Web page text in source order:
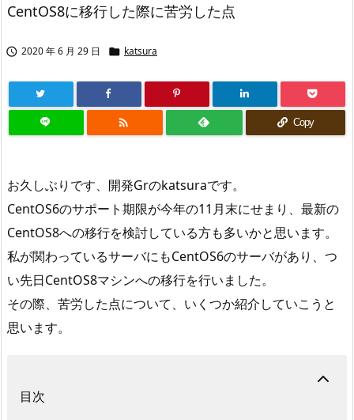
CentOS8に移行した際に苦労した点
 2020 年 6 月 29 日  katsura
 Copy
お久しぶりです、開発Grのkatsuraです。
CentOS6のサポート期限が今年の11月末にせまり、最新の
CentOS8への移行を検討している方も多いかと思います。
私が関わっているサーバにもCentOS6のサーバがあり、つ
い先日CentOS8マシンへの移行を行いました。
その際、苦労した点について、いくつか紹介していこうと
思います。
目次